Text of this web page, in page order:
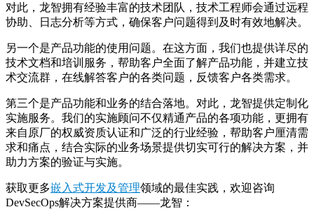
对此，龙智拥有经验丰富的技术团队，技术工程师会通过远程
协助、日志分析等方式，确保客户问题得到及时有效地解决。
另一个是产品功能的使用问题。在这方面，我们也提供详尽的
技术文档和培训服务，帮助客户全面了解产品功能，并建立技
术交流群，在线解答客户的各类问题，反馈客户各类需求。
第三个是产品功能和业务的结合落地。对此，龙智提供定制化
实施服务。我们的实施顾问不仅精通产品的各项功能，更拥有
来自原厂的权威资质认证和广泛的行业经验，帮助客户厘清需
求和痛点，结合实际的业务场景提供切实可行的解决方案，并
助力方案的验证与实施。
获取更多嵌入式开发及管理领域的最佳实践，欢迎咨询
DevSecOps解决方案提供商——龙智：